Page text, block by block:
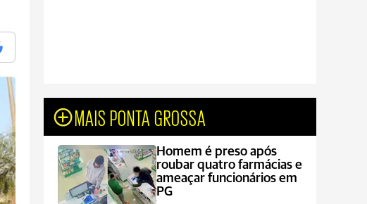
MAIS PONTA GROSSA
Homem é preso após
roubar quatro farmácias e
ameaçar funcionários em
PG